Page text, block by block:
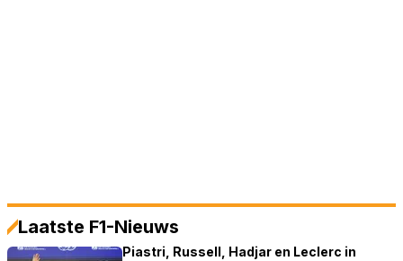
Laatste F1-Nieuws
Piastri, Russell, Hadjar en Leclerc in